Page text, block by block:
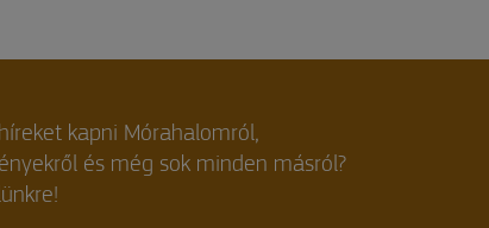
kapni Mórahalomról,
és még sok minden másról?